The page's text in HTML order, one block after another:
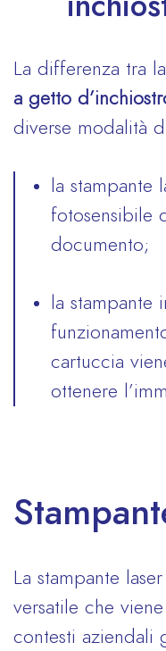
La differenza tra la
a getto
diverse modalità
la stampante
fotosensibile
documento;
la stampante
cartuccia
ottenere
La stampante
versatile che
contesti aziendali